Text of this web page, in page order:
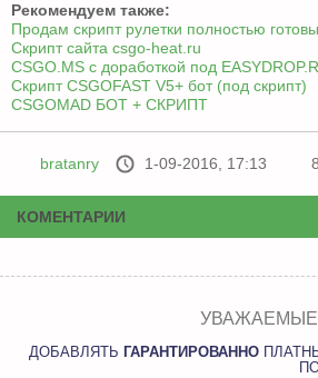
Рекомендуем также:
Продам скрипт рулетки полностью
Скрипт сайта csgo-heat.ru
CSGO.MS с доработкой под
Скрипт CSGOFAST V5+ бот (под скрипт)
CSGOMAD БОТ + СКРИПТ
bratanry 1-09-2016, 17:13
КОМЕНТАРИИ
УВАЖАЕМЫЕ
ДОБАВЛЯТЬ ГАРАНТИРОВАННО